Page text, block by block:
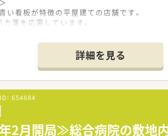
看板が特徴の平屋建ての店舗です。
箋を応需しています。
、散薬分包機を導入しています。
、薬剤師の基本業務をお任せします。
ている為、幅広い科目を1日40枚程度対応し
導いたします。
詳細を見る
： 654684
年2月開局≫総合病院の敷